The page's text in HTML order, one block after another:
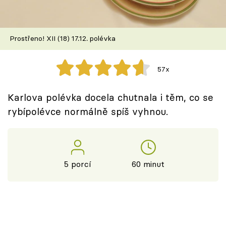
Recepty z TV
Speciál: Cuketa
Sledujte prima+
Prostřeno! XII (18) 17.12. polévka
57x
Karlova polévka docela chutnala i těm, co se
rybípolévce normálně spíš vyhnou.
5 porcí 60 minut